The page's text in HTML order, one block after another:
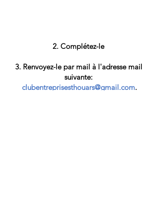
Complétez-le
Renvoyez-le par mail à l'adresse mail
suivante:
clubentreprisesthouars@gmail.com.